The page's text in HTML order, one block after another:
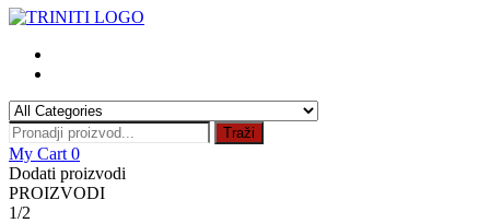
Traži
My Cart 0
Dodati proizvodi
PROIZVODI
1/2